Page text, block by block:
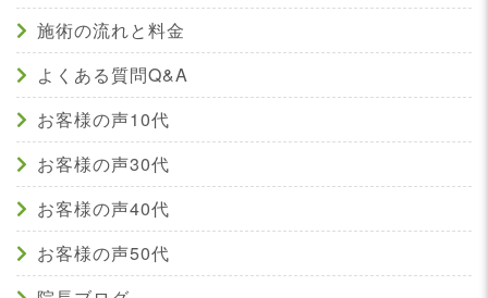
施術の流れと料金
よくある質問Q&A
お客様の声10代
お客様の声30代
お客様の声40代
お客様の声50代